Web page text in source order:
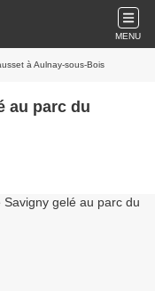
MENU
à Aulnay-sous-Bois
au parc du